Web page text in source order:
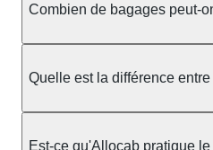
Combien de bagages peut-
taxi berline accueille en
ou nombreux, précisez-le
au chauffeur" lors de la
Quelle est la différence
prendre en charge
Est-ce qu'Allocab pratique